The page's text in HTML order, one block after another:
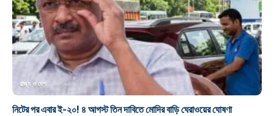
রাজ্য ও দেশ
নিটের পর এবার ই-২০! ৪ আগস্ট তিন দাবিতে মোদির বাড়ি ঘেরাওয়ের ঘোষণা